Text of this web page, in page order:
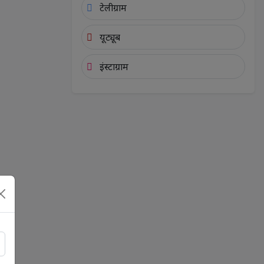
टेलीग्राम
यूट्यूब
इंस्टाग्राम